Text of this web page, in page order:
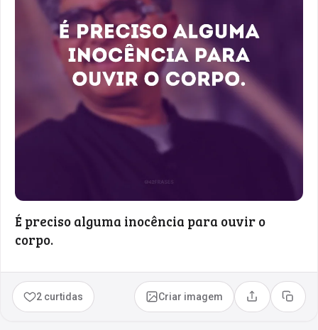
É preciso alguma inocência para ouvir o
corpo.
2 curtidas Criar imagem Compartilhar
Copiar